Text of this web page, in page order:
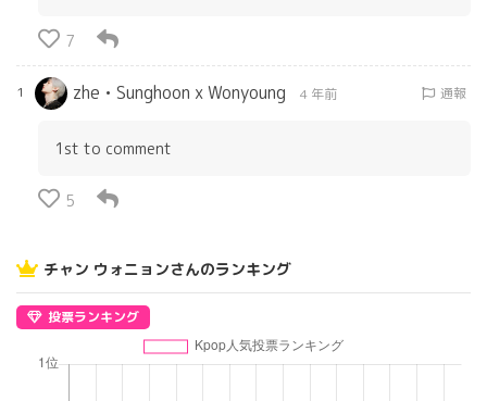
7
1 zhe • Sunghoon x Wonyoung 4 年前 通報
1st to comment
5
チャン ウォニョンさんのランキング
投票ランキング